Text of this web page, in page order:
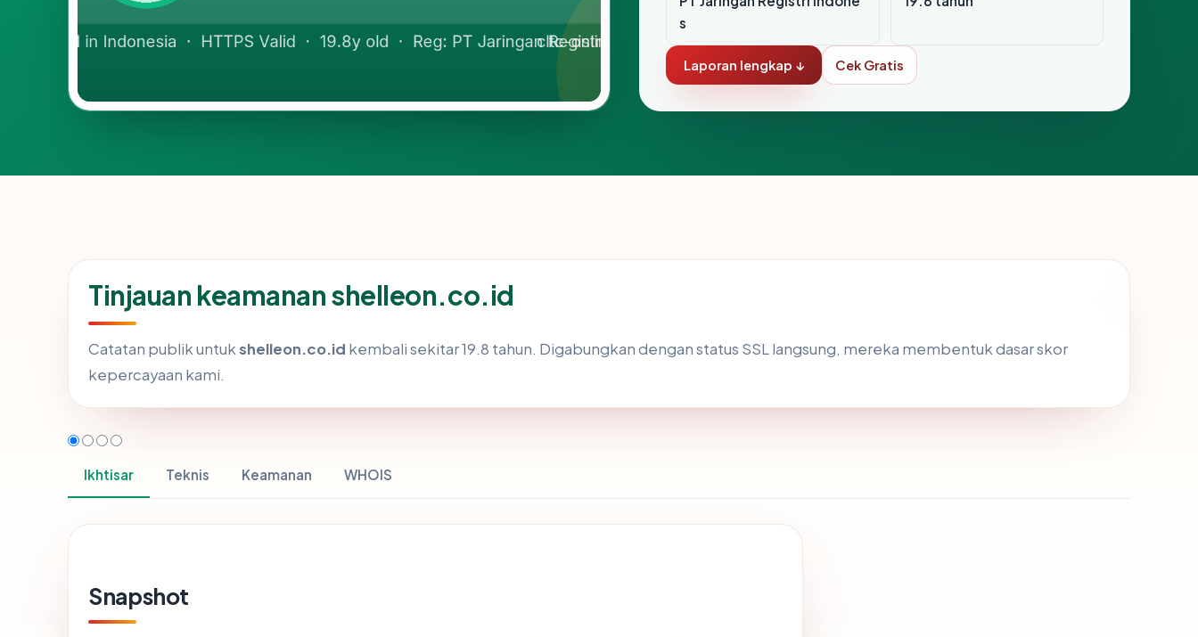
s
Laporan lengkap ↓ Cek Gratis
Tinjauan keamanan shelleon.co.id
Catatan publik untukshelleon.co.id kembali sekitar 19.8 tahun. Digabungkan dengan status SSL langsung, mereka membentuk dasar skor
kepercayaan kami.
Ikhtisar Teknis Keamanan WHOIS
Snapshot